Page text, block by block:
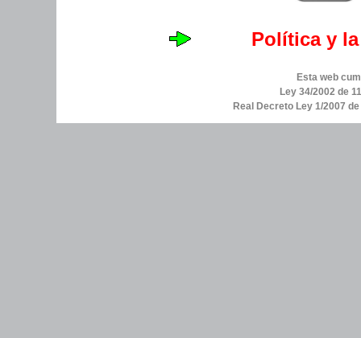
Política y
Esta web
Ley 34/2002 de
Real Decreto Ley 1/2007